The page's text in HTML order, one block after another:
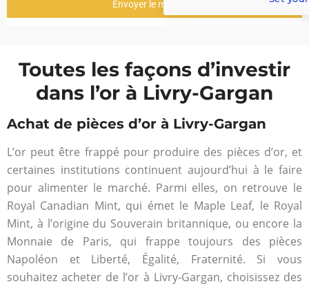
Envoyer le message
Toutes les façons d’investir
dans l’or à Livry-Gargan
Achat de pièces d’or à Livry-Gargan
L’or peut être frappé pour produire des pièces d’or, et
certaines institutions continuent aujourd’hui à le faire
pour alimenter le marché. Parmi elles, on retrouve le
Royal Canadian Mint, qui émet le Maple Leaf, le Royal
Mint, à l’origine du Souverain britannique, ou encore la
Monnaie de Paris, qui frappe toujours des pièces
Napoléon et Liberté, Égalité, Fraternité. Si vous
souhaitez acheter de l’or à Livry-Gargan, choisissez des